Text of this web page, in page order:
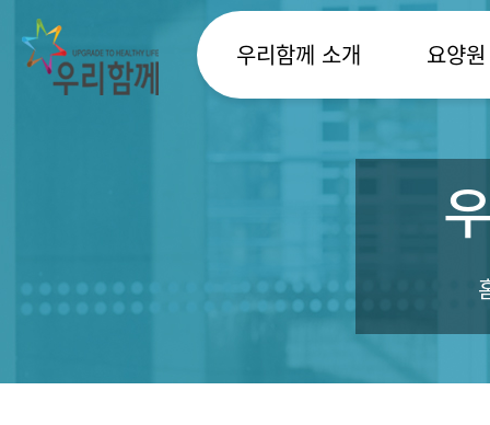
우리함께 소개 요양원